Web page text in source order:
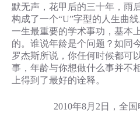
默无声，花甲后的三十年，雨
构成了一个“U”字型的人生曲
一生最重要的学术事功，基本
的。谁说年龄是个问题？如同
罗杰斯所说，你任何时候都可
事，年龄与你想做什么事并不
上得到了最好的诠释。
2010年8月2日，全国电